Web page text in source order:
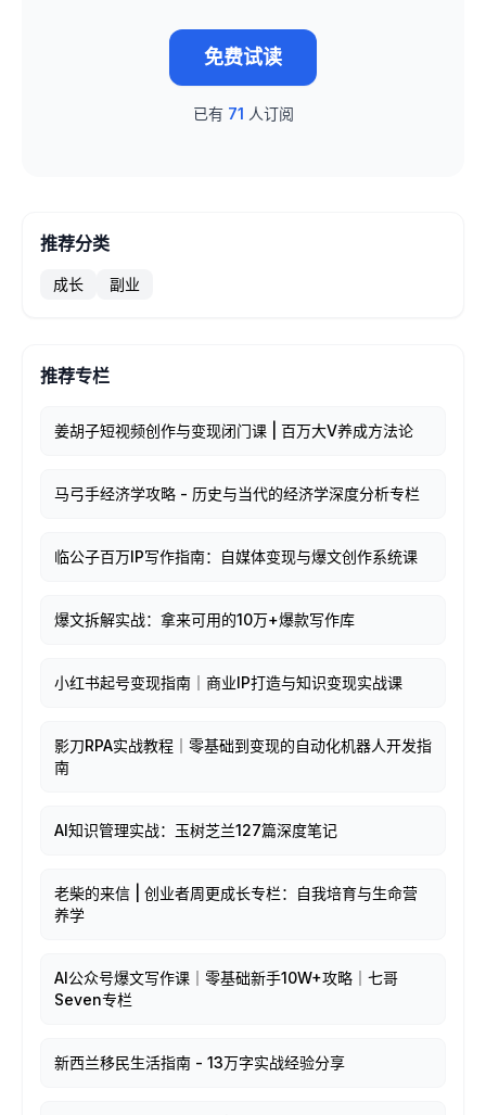
免费试读
已有 71 人订阅
推荐分类
成长 副业
推荐专栏
姜胡子短视频创作与变现闭门课 | 百万大V养成方法论
马弓手经济学攻略 - 历史与当代的经济学深度分析专栏
临公子百万IP写作指南：自媒体变现与爆文创作系统课
爆文拆解实战：拿来可用的10万+爆款写作库
小红书起号变现指南｜商业IP打造与知识变现实战课
影刀RPA实战教程｜零基础到变现的自动化机器人开发指
南
AI知识管理实战：玉树芝兰127篇深度笔记
老柴的来信 | 创业者周更成长专栏：自我培育与生命营
养学
AI公众号爆文写作课｜零基础新手10W+攻略｜七哥
Seven专栏
新西兰移民生活指南 - 13万字实战经验分享